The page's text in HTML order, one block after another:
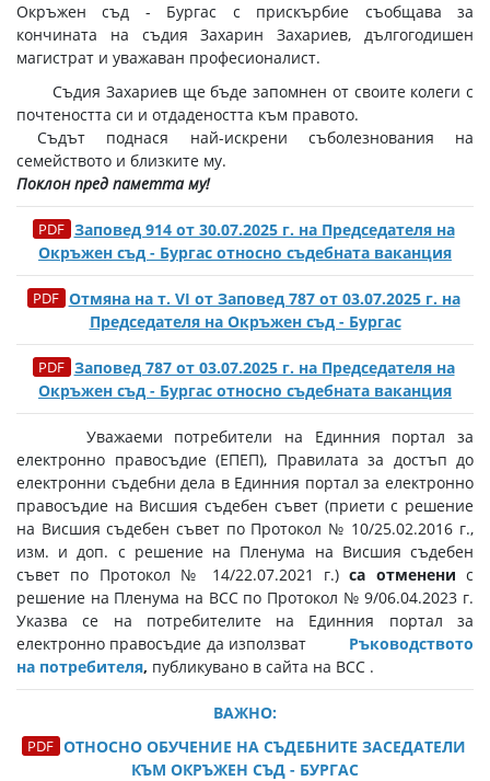
Окръжен съд - Бургас с прискърбие съобщава за
кончината на съдия Захарин Захариев, дългогодишен
магистрат и уважаван професионалист.
Съдия Захариев ще бъде запомнен от своите колеги с
почтеността си и отдадеността към правото.
Съдът поднася най-искрени съболезнования на
семейството и близките му.
Поклон пред паметта му!
Заповед 914 от 30.07.2025 г. на Председателя на
Окръжен съд - Бургас относно съдебната ваканция
Отмяна на т. VI от Заповед 787 от 03.07.2025 г. на
Председателя на Окръжен съд - Бургас
Заповед 787 от 03.07.2025 г. на Председателя на
Окръжен съд - Бургас относно съдебната ваканция
Уважаеми потребители на Единния портал за
електронно правосъдие (ЕПЕП), Правилата за достъп до
електронни съдебни дела в Единния портал за електронно
правосъдие на Висшия съдебен съвет (приети с решение
на Висшия съдебен съвет по Протокол № 10/25.02.2016 г.,
изм. и доп. с решение на Пленума на Висшия съдебен
съвет по Протокол № 14/22.07.2021 г.)са отменени с
решение на Пленума на ВСС по Протокол № 9/06.04.2023 г.
Указва се на потребителите на Единния портал за
електронно правосъдие да използват
Ръководството
на потребителя, публикувано в сайта на ВСС .
ВАЖНО:
ОТНОСНО ОБУЧЕНИЕ НА СЪДЕБНИТЕ ЗАСЕДАТЕЛИ
КЪМ ОКРЪЖЕН СЪД - БУРГАС